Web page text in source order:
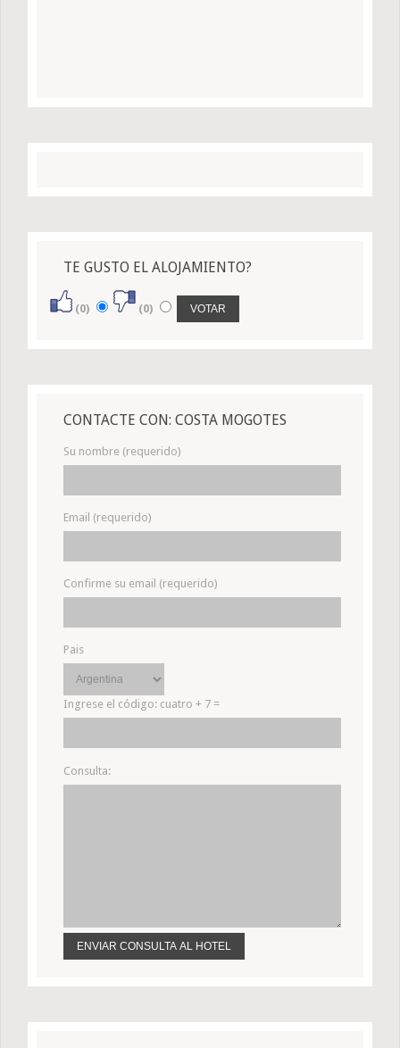
TE GUSTO EL ALOJAMIENTO?
(0) (0)
CONTACTE CON: COSTA MOGOTES
Su nombre (requerido)
Email (requerido)
Confirme su email (requerido)
Pais
Ingrese el código: cuatro + 7 =
Consulta: